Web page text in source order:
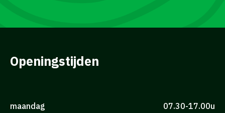
Openingstijden
maandag 07.30-17.00u